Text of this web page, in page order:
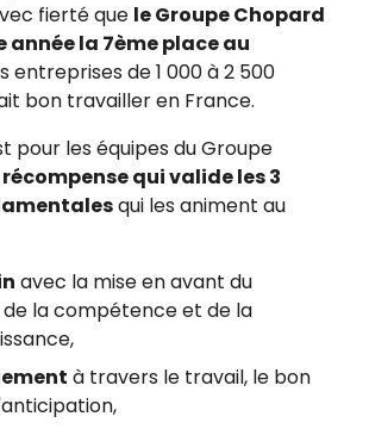
fierté que le Groupe Chopard
la 7ème place au
entreprises de 1 000 à 2 500
bon travailler en France.
pour les équipes du Groupe
qui valide les 3
qui les animent au
avec la mise en avant du
la compétence et de la
à travers le travail, le bon